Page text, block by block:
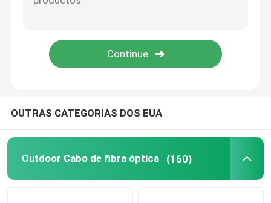
Cabo de fibra óptica Patch
OUTRAS CATEGORIAS DOS EUA
Outdoor Cabo de fibra óptica (160)